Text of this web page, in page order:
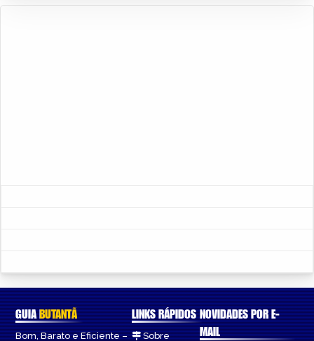
GUIABUTANTÃ
Bom, Barato e Eficiente –
LINKS RÁPIDOS
Sobre
NOVIDADES POR E-
MAIL